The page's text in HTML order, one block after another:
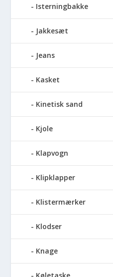
Isterningbakke
Jakkesæt
Jeans
Kasket
Kinetisk sand
Kjole
Klapvogn
Klipklapper
Klistermærker
Klodser
Knage
Køletaske